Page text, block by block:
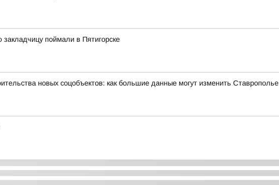
поймали в Пятигорске
новых соцобъектов: как большие данные могут изменить Ставрополье